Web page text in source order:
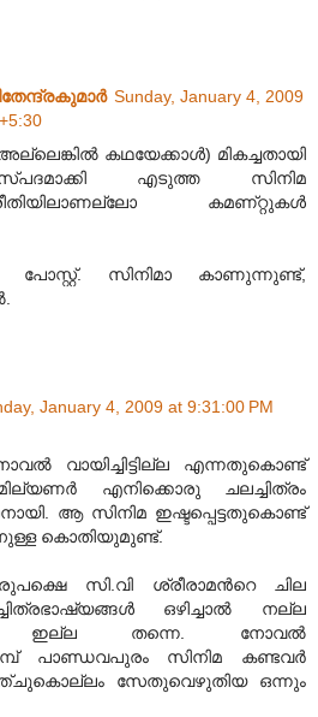
Sunday, January 4, 2009
കഥയേക്കാള്‍) മികച്ചതായി
എടുത്ത സിനിമ
കമണ്റ്റുകള്‍
പോസ്റ്റ്‌. സിനിമാ കാണുന്നുണ്ട്‌,
January 4, 2009 at 9:31:00 PM
വായിച്ചിട്ടില്ല എന്നതുകൊണ്ട്
എനിക്കൊരു ചലച്ചിത്രം
ആ സിനിമ ഇഷ്ടപ്പെട്ടതുകൊണ്ട്
കൊതിയുമുണ്ട്.
സി.വി ശ്രീരാമന്‍റെ ചില
ഒഴിച്ചാല്‍ നല്ല
ഇല്ല തന്നെ. നോവല്‍
പാണ്ഡവപുരം സിനിമ കണ്ടവര്‍‍
സേതുവെഴുതിയ ഒന്നും